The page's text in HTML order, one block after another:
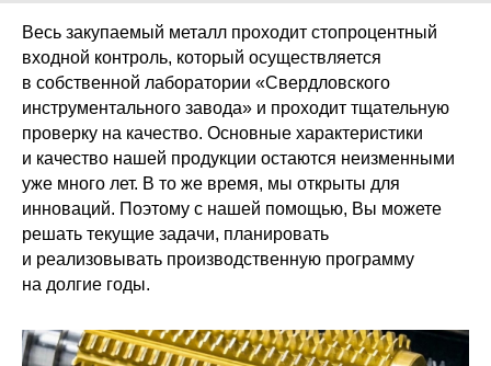
Весь закупаемый металл проходит стопроцентный
входной контроль, который осуществляется
в собственной лаборатории «Свердловского
инструментального завода» и проходит тщательную
проверку на качество. Основные характеристики
и качество нашей продукции остаются неизменными
уже много лет. В то же время, мы открыты для
инноваций. Поэтому с нашей помощью, Вы можете
решать текущие задачи, планировать
и реализовывать производственную программу
на долгие годы.